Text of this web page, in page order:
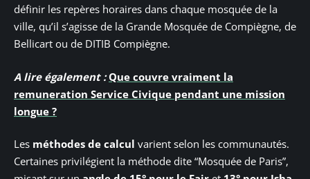
définir les repères horaires dans chaque mosquée de la
ville, qu’il s’agisse de la Grande Mosquée de Compiègne, de
Bellicart ou de DITIB Compiègne.
A lire également : Que couvre vraiment la
remuneration Service Civique pendant une mission
longue ?
Les méthodes de calcul varient selon les communautés.
Certaines privilégient la méthode dite “Mosquée de Paris”,